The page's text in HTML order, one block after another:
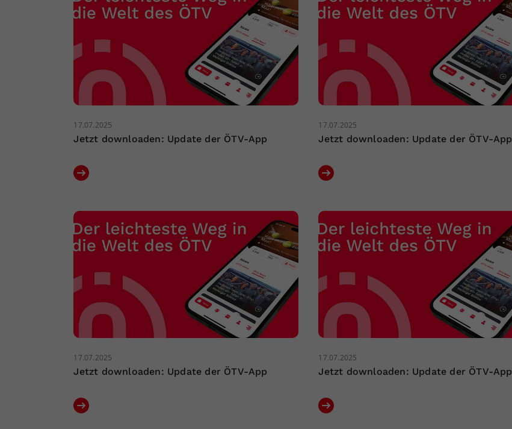
17.07.2025
Jetzt downloaden: Update der ÖTV-App
17.07.2025
Jetzt downloaden: Update der ÖTV-App
17.07.2025
Jetzt downloaden: Update der ÖTV-App
17.07.2025
Jetzt downloaden: Update der ÖTV-App